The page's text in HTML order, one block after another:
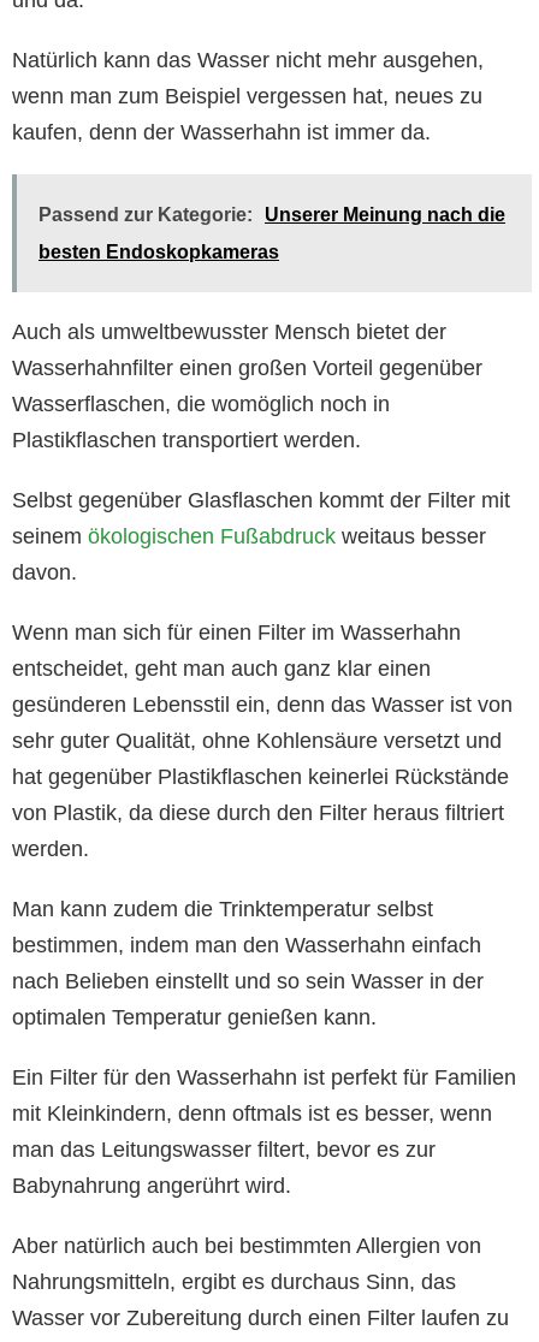
Natürlich kann das Wasser nicht mehr ausgehen,
wenn man zum Beispiel vergessen hat, neues zu
kaufen, denn der Wasserhahn ist immer da.
Passend zur Kategorie:
Unserer Meinung nach die
besten Endoskopkameras
Auch als umweltbewusster Mensch bietet der
Wasserhahnfilter einen großen Vorteil gegenüber
Wasserflaschen, die womöglich noch in
Plastikflaschen transportiert werden.
Selbst gegenüber Glasflaschen kommt der Filter mit
seinem ökologischen Fußabdruck weitaus besser
davon.
Wenn man sich für einen Filter im Wasserhahn
entscheidet, geht man auch ganz klar einen
gesünderen Lebensstil ein, denn das Wasser ist von
sehr guter Qualität, ohne Kohlensäure versetzt und
hat gegenüber Plastikflaschen keinerlei Rückstände
von Plastik, da diese durch den Filter heraus filtriert
werden.
Man kann zudem die Trinktemperatur selbst
bestimmen, indem man den Wasserhahn einfach
nach Belieben einstellt und so sein Wasser in der
optimalen Temperatur genießen kann.
Ein Filter für den Wasserhahn ist perfekt für Familien
mit Kleinkindern, denn oftmals ist es besser, wenn
man das Leitungswasser filtert, bevor es zur
Babynahrung angerührt wird.
Aber natürlich auch bei bestimmten Allergien von
Nahrungsmitteln, ergibt es durchaus Sinn, das
Wasser vor Zubereitung durch einen Filter laufen zu